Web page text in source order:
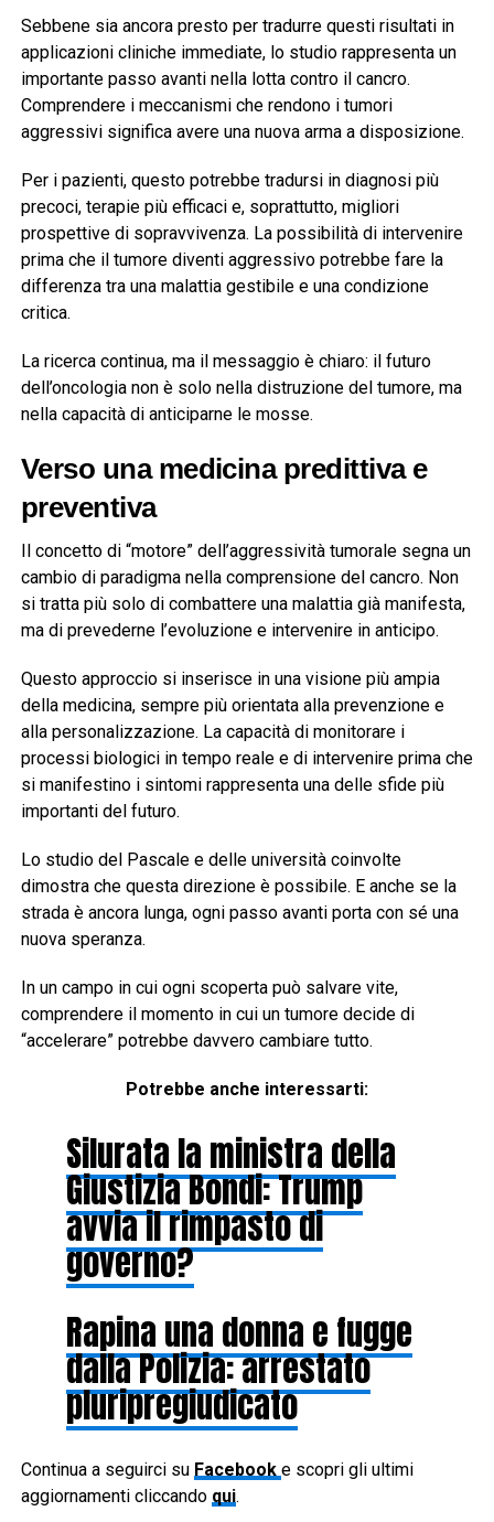
Sebbene sia ancora presto per tradurre questi risultati in
applicazioni cliniche immediate, lo studio rappresenta un
importante passo avanti nella lotta contro il cancro.
Comprendere i meccanismi che rendono i tumori
aggressivi significa avere una nuova arma a disposizione.
Per i pazienti, questo potrebbe tradursi in diagnosi più
precoci, terapie più efficaci e, soprattutto, migliori
prospettive di sopravvivenza. La possibilità di intervenire
prima che il tumore diventi aggressivo potrebbe fare la
differenza tra una malattia gestibile e una condizione
critica.
La ricerca continua, ma il messaggio è chiaro: il futuro
dell’oncologia non è solo nella distruzione del tumore, ma
nella capacità di anticiparne le mosse.
Verso una medicina predittiva e
preventiva
Il concetto di “motore” dell’aggressività tumorale segna un
cambio di paradigma nella comprensione del cancro. Non
si tratta più solo di combattere una malattia già manifesta,
ma di prevederne l’evoluzione e intervenire in anticipo.
Questo approccio si inserisce in una visione più ampia
della medicina, sempre più orientata alla prevenzione e
alla personalizzazione. La capacità di monitorare i
processi biologici in tempo reale e di intervenire prima che
si manifestino i sintomi rappresenta una delle sfide più
importanti del futuro.
Lo studio del Pascale e delle università coinvolte
dimostra che questa direzione è possibile. E anche se la
strada è ancora lunga, ogni passo avanti porta con sé una
nuova speranza.
In un campo in cui ogni scoperta può salvare vite,
comprendere il momento in cui un tumore decide di
“accelerare” potrebbe davvero cambiare tutto.
Potrebbe anche interessarti:
Silurata la ministra della
Giustizia Bondi: Trump
avvia il rimpasto di
governo?
Rapina una donna e fugge
dalla Polizia: arrestato
pluripregiudicato
Continua a seguirci su Facebook e scopri gli ultimi
aggiornamenti cliccando qui.